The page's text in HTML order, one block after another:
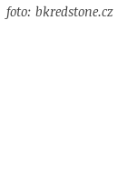
foto: bkredstone.cz